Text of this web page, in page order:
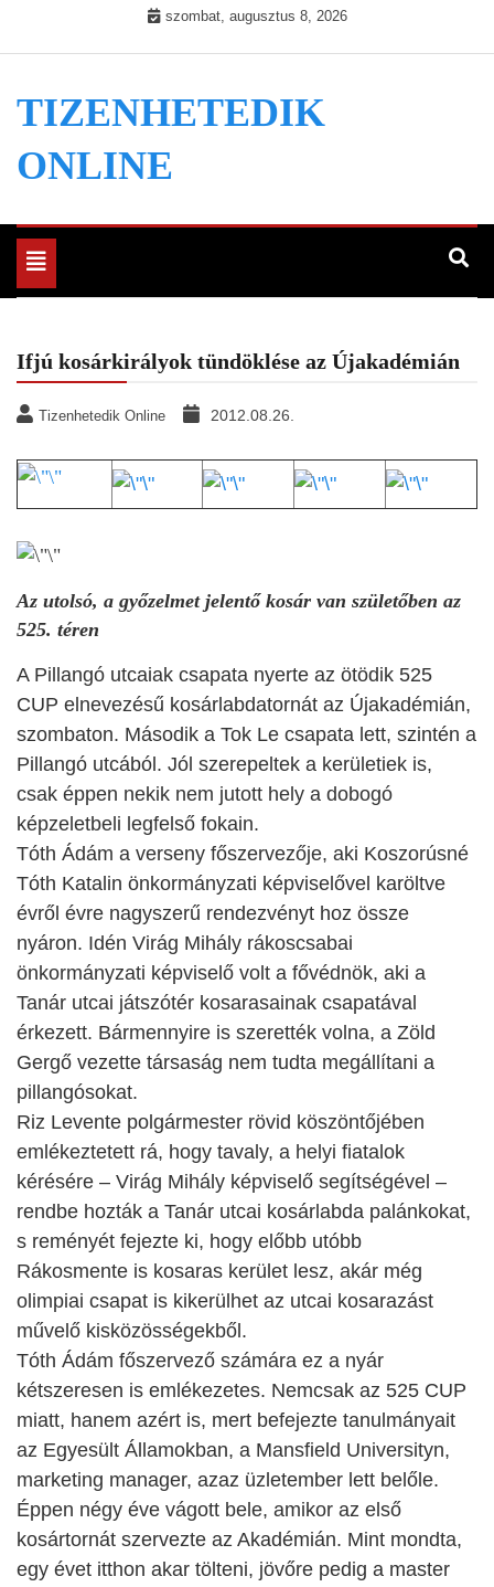
szombat, augusztus 8, 2026
TIZENHETEDIK
ONLINE
Toggle
navigation
Ifjú kosárkirályok tündöklése az Újakadémián
Tizenhetedik Online 2012.08.26.
Az utolsó, a győzelmet jelentő kosár van születőben az
525. téren
A Pillangó utcaiak csapata nyerte az ötödik 525
CUP elnevezésű kosárlabdatornát az Újakadémián,
szombaton. Második a Tok Le csapata lett, szintén a
Pillangó utcából. Jól szerepeltek a kerületiek is,
csak éppen nekik nem jutott hely a dobogó
képzeletbeli legfelső fokain.
Tóth Ádám a verseny főszervezője, aki Koszorúsné
Tóth Katalin önkormányzati képviselővel karöltve
évről évre nagyszerű rendezvényt hoz össze
nyáron. Idén Virág Mihály rákoscsabai
önkormányzati képviselő volt a fővédnök, aki a
Tanár utcai játszótér kosarasainak csapatával
érkezett. Bármennyire is szerették volna, a Zöld
Gergő vezette társaság nem tudta megállítani a
pillangósokat.
Riz Levente polgármester rövid köszöntőjében
emlékeztetett rá, hogy tavaly, a helyi fiatalok
kérésére – Virág Mihály képviselő segítségével –
rendbe hozták a Tanár utcai kosárlabda palánkokat,
s reményét fejezte ki, hogy előbb utóbb
Rákosmente is kosaras kerület lesz, akár még
olimpiai csapat is kikerülhet az utcai kosarazást
művelő kisközösségekből.
Tóth Ádám főszervező számára ez a nyár
kétszeresen is emlékezetes. Nemcsak az 525 CUP
miatt, hanem azért is, mert befejezte tanulmányait
az Egyesült Államokban, a Mansfield Universityn,
marketing manager, azaz üzletember lett belőle.
Éppen négy éve vágott bele, amikor az első
kosártornát szervezte az Akadémián. Mint mondta,
egy évet itthon akar tölteni, jövőre pedig a master